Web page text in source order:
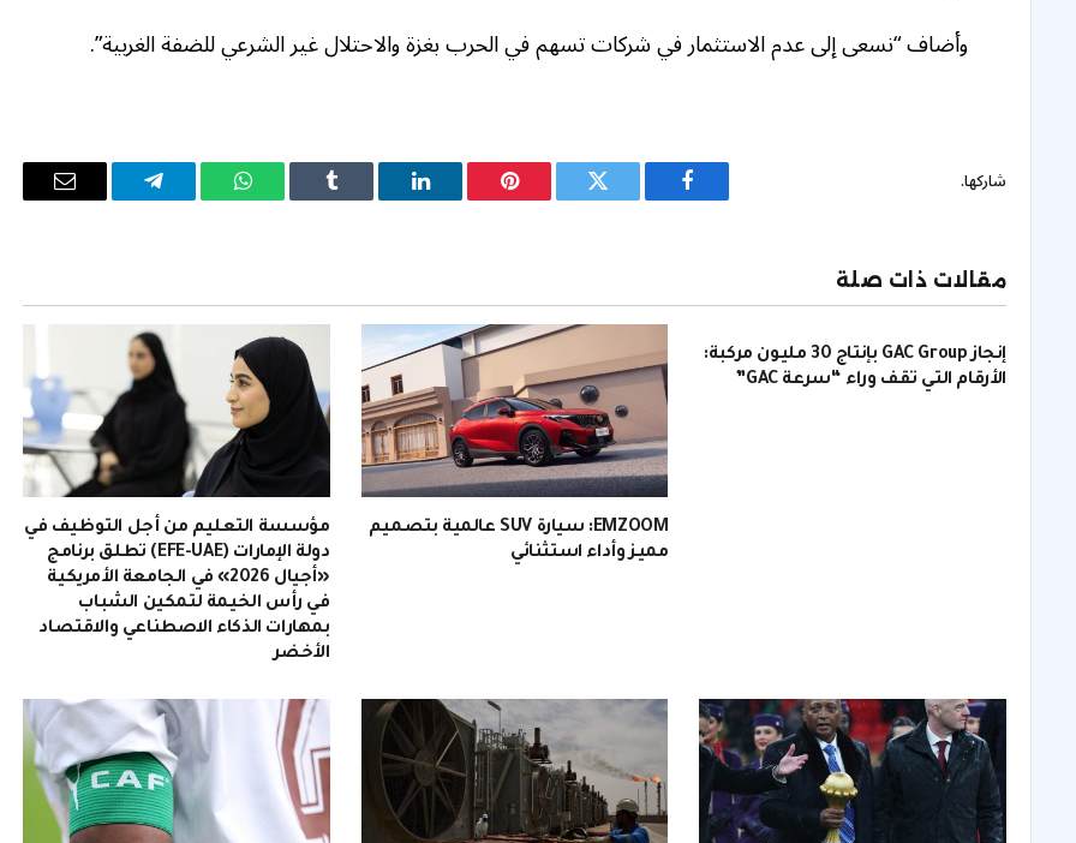
وأضاف “نسعى إلى عدم الاستثمار في شركات تسهم في الحرب بغزة والاحتلال غير الشرعي للضفة الغربية”.
شاركها.
فيسبوك تويتر بينتيريستلينكدإن Tumblr واتساب تيلقرام
البريد
مقالات ذات صلة
إنجاز GAC Group بإنتاج 30 مليون مركبة:
الأرقام التي تقف وراء “سرعة GAC”
EMZOOM: سيارة SUV عالمية بتصميم
مميز وأداء استثنائي
مؤسسة التعليم من أجل التوظيف في
دولة الإمارات (EFE-UAE) تطلق برنامج
«أجيال 2026» في الجامعة الأمريكية
في رأس الخيمة لتمكين الشباب
بمهارات الذكاء الاصطناعي والاقتصاد
الأخضر